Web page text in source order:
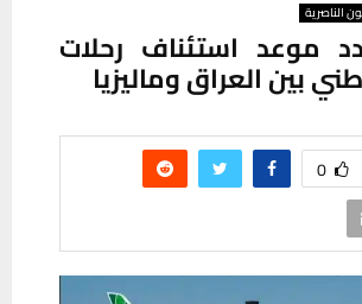
الناصرية
موعد استئناف رحلات
بين العراق وماليزيا
0